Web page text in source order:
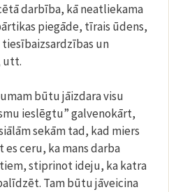
darbība, kā neatliekama
piegāde, tīrais ūdens,
un
utt.
būtu jāizdara visu
ieslēgtu” galvenokārt,
sekām tad, kad miers
es ceru, ka mans darba
stiprinot ideju, ka katra
Tam būtu jāveicina